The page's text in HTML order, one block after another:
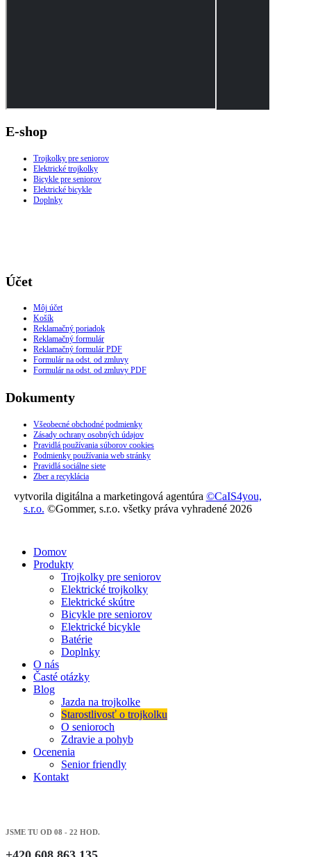
E-shop
Trojkolky pre seniorov
Elektrické trojkolky
Bicykle pre seniorov
Elektrické bicykle
Doplnky
Účet
Môj účet
Košík
Reklamačný poriadok
Reklamačný formulár
Reklamačný formulár PDF
Formulár na odst. od zmluvy
Formulár na odst. od zmluvy PDF
Dokumenty
Všeobecné obchodné podmienky
Zásady ochrany osobných údajov
Pravidlá používania súborov cookies
Podmienky používania web stránky
Pravidlá sociálne siete
Zber a recyklácia
vytvorila digitálna a marketingová agentúra ©CaIS4you,
s.r.o. ©Gommer, s.r.o. všetky práva vyhradené 2026
Domov
Produkty
Trojkolky pre seniorov
Elektrické trojkolky
Elektrické skútre
Bicykle pre seniorov
Elektrické bicykle
Batérie
Doplnky
O nás
Časté otázky
Blog
Jazda na trojkolke
Starostlivosť o trojkolku
O senioroch
Zdravie a pohyb
Ocenenia
Senior friendly
Kontakt
JSME TU OD 08 - 22 HOD.